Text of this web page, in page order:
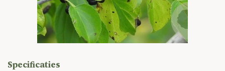
Specificaties